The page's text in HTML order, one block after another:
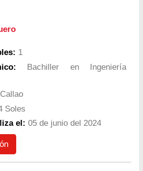
1
Bachiller en Ingeniería
Callao
Soles
el: 05 de junio del 2024